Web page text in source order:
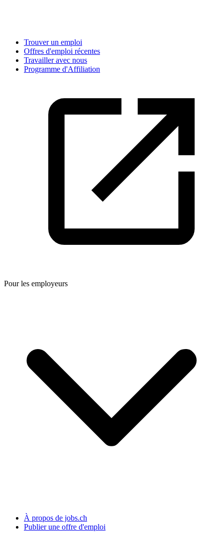
Trouver un emploi
Offres d'emploi récentes
Travailler avec nous
Programme d'Affiliation
Pour les employeurs
À propos de jobs.ch
Publier une offre d'emploi